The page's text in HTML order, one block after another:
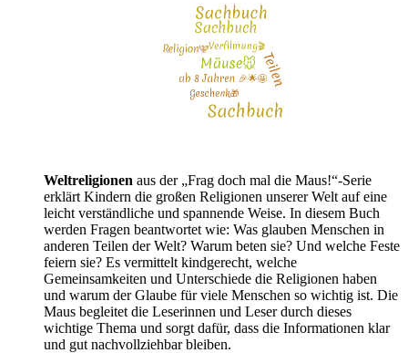
Weltreligionen aus der „Frag doch mal die Maus!“-Serie
erklärt Kindern die großen Religionen unserer Welt auf eine
leicht verständliche und spannende Weise. In diesem Buch
werden Fragen beantwortet wie: Was glauben Menschen in
anderen Teilen der Welt? Warum beten sie? Und welche Feste
feiern sie? Es vermittelt kindgerecht, welche
Gemeinsamkeiten und Unterschiede die Religionen haben
und warum der Glaube für viele Menschen so wichtig ist. Die
Maus begleitet die Leserinnen und Leser durch dieses
wichtige Thema und sorgt dafür, dass die Informationen klar
und gut nachvollziehbar bleiben.